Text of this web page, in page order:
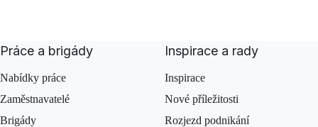
Práce a brigády
Nabídky práce
Zaměstnavatelé
Brigády
Inspirace a rady
Inspirace
Nové příležitosti
Rozjezd podnikání